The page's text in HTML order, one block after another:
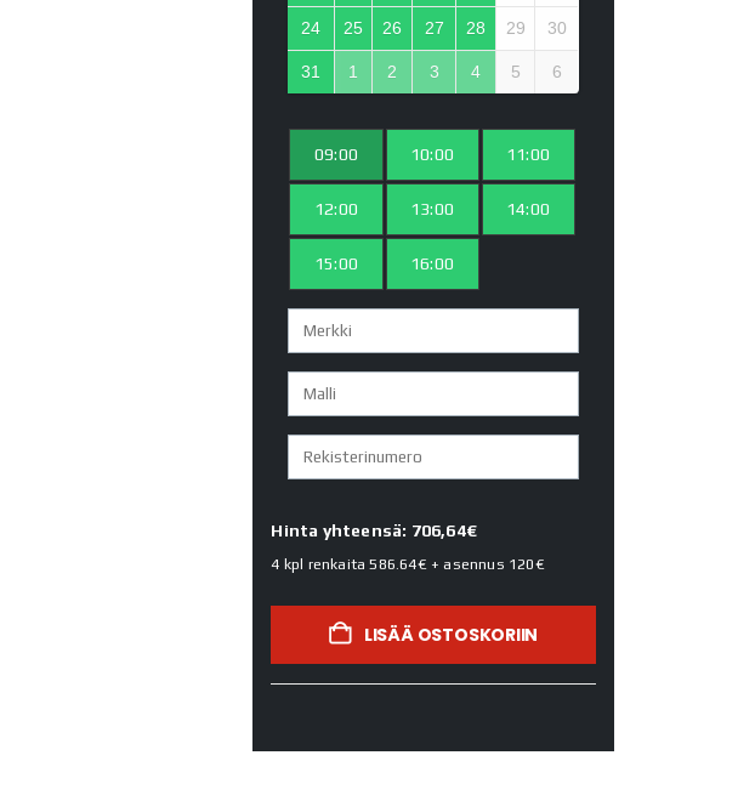
24 25 26 27 28 29 30
31 1 2 3 4 5 6
09:00 10:00 11:00
12:00 13:00 14:00
15:00 16:00
Hinta yhteensä: 706,64€
4 kpl renkaita586.64€+ asennus 120€
LISÄÄ OSTOSKORIIN